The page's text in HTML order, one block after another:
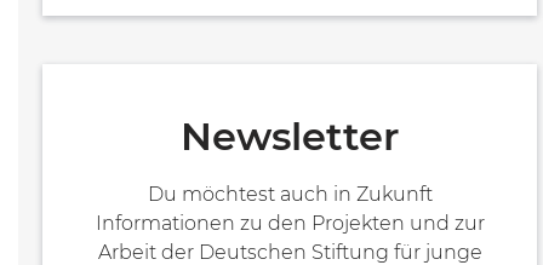
Newsletter
Du möchtest auch in Zukunft
Informationen zu den Projekten und zur
Arbeit der Deutschen Stiftung für junge